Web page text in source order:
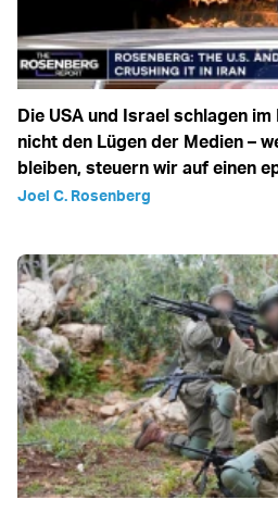
Die USA und Israel schlagen
nicht den Lügen der Medien –
bleiben, steuern wir auf einen
Joel C. Rosenberg